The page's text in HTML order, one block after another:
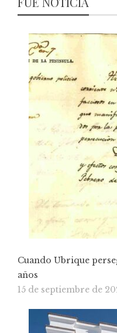
Cuando Ubrique
años
15 de septiembre de